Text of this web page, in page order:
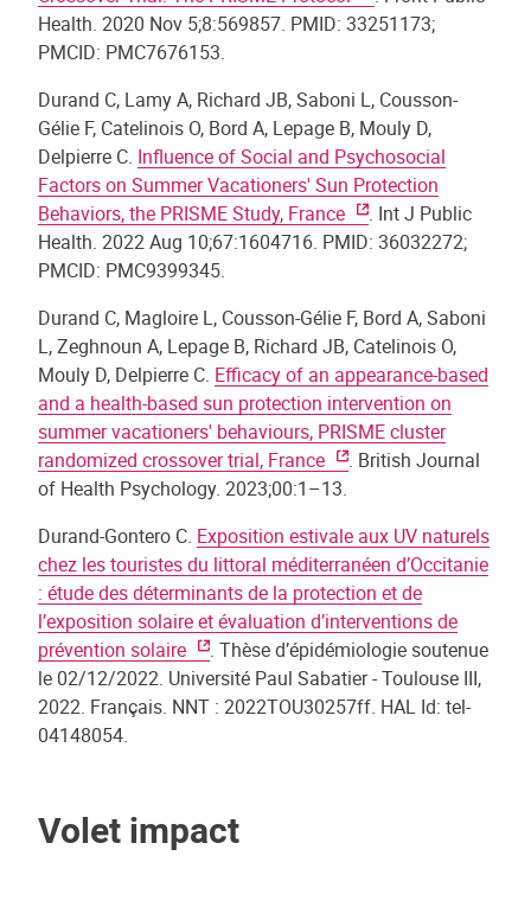
Health. 2020 Nov 5;8:569857. PMID: 33251173;
PMCID: PMC7676153.
Durand C, Lamy A, Richard JB, Saboni L, Cousson-
Gélie F, Catelinois O, Bord A, Lepage B, Mouly D,
Delpierre C. Influence of Social and Psychosocial
Factors on Summer Vacationers' Sun Protection
Behaviors, the PRISME Study, France
. Int J Public
Health. 2022 Aug 10;67:1604716. PMID: 36032272;
PMCID: PMC9399345.
Durand C, Magloire L, Cousson-Gélie F, Bord A, Saboni
L, Zeghnoun A, Lepage B, Richard JB, Catelinois O,
Mouly D, Delpierre C. Efficacy of an appearance-based
and a health-based sun protection intervention on
summer vacationers' behaviours, PRISME cluster
randomized crossover trial, France
. British Journal
of Health Psychology. 2023;00:1–13.
Durand-Gontero C. Exposition estivale aux UV naturels
chez les touristes du littoral méditerranéen d’Occitanie
: étude des déterminants de la protection et de
l’exposition solaire et évaluation d’interventions de
prévention solaire
. Thèse d’épidémiologie soutenue
le 02/12/2022. Université Paul Sabatier - Toulouse III,
2022. Français. NNT : 2022TOU30257ff. HAL Id: tel-
04148054.
Volet impact